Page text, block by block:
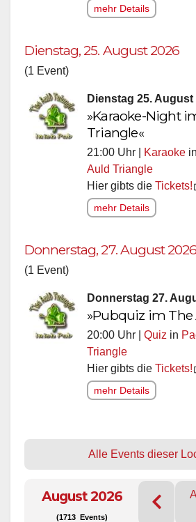
mehr Details
Dienstag, 25. August 2026
(1 Event)
Dienstag 25. August
»Karaoke-Night
Triangle«
21:00 Uhr | Karaoke in
Auld Triangle
Hier gibts die Tickets!
mehr Details
Donnerstag, 27. August 2026
(1 Event)
Donnerstag 27.
»Pubquiz im
20:00 Uhr | Quiz in
Triangle
Hier gibts die Tickets!
mehr Details
Alle Events dieser
August 2026
(1713 Events)